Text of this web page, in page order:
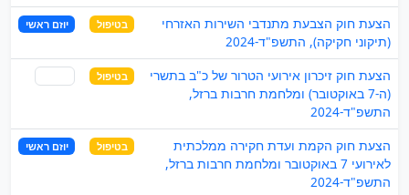
הצעת חוק הצבעת מתנדבי השירות האזרחי
(תיקוני חקיקה), התשפ"ד-2024
בטיפול יוזם ראשי
הצעת חוק זיכרון אירועי הטרור של כ"ב בתשרי
(ה-7 באוקטובר) ומלחמת חרבות ברזל,
התשפ"ד-2024
בטיפול
הצעת חוק הקמת ועדת חקירה ממלכתית
לאירועי 7 באוקטובר ומלחמת חרבות ברזל,
התשפ"ד-2024
בטיפול יוזם ראשי